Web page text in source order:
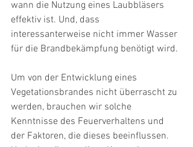
wann die Nutzung eines Laubbläsers
effektiv ist. Und, dass
interessanterweise nicht immer Wasser
für die Brandbekämpfung benötigt wird.
Um von der Entwicklung eines
Vegetationsbrandes nicht überrascht zu
werden, brauchen wir solche
Kenntnisse des Feuerverhaltens und
der Faktoren, die dieses beeinflussen.